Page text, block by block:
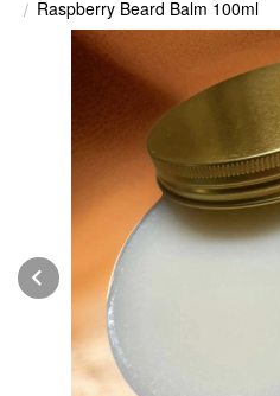
Raspberry Beard Balm 100ml
Prev